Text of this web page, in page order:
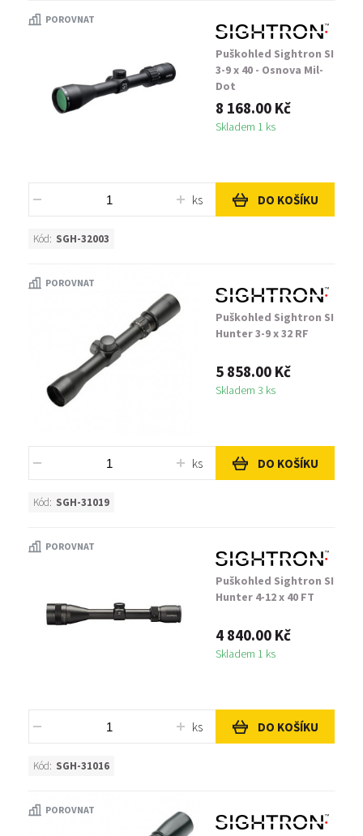
POROVNAT
Puškohled Sightron SI
3-9 x 40 - Osnova Mil-
Dot
8 168.00 Kč
Skladem 1 ks
ks DO KOŠÍKU
Kód: SGH-32003
POROVNAT
Puškohled Sightron SI
Hunter 3-9 x 32 RF
5 858.00 Kč
Skladem 3 ks
ks DO KOŠÍKU
Kód: SGH-31019
POROVNAT
Puškohled Sightron SI
Hunter 4-12 x 40 FT
4 840.00 Kč
Skladem 1 ks
ks DO KOŠÍKU
Kód: SGH-31016
POROVNAT